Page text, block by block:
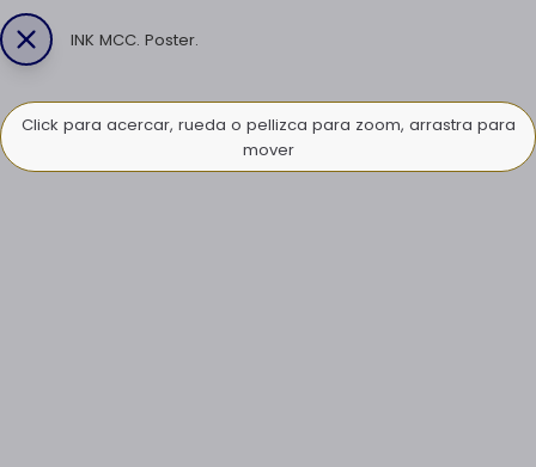
INK MCC. Poster.
Click para acercar, rueda o pellizca para zoom, arrastra para
mover